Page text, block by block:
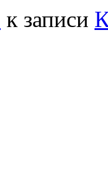
к записи